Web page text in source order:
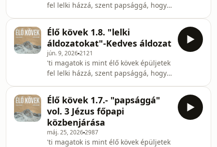
fel lelki házzá, szent papsággá, hogy
amelyek kedvesek Istennek Jézus
Krisztus által. ' 1Péter 2:5
Élő kövek 1.8. "lelki
áldozatokat"-Kedves áldozat
jún. 9, 20262121
'ti magatok is mint élő kövek épüljetek
fel lelki házzá, szent papsággá, hogy
amelyek kedvesek Istennek Jézus
Krisztus által. 1Péter 2:5
Élő kövek 1.7.- "papsággá"
vol. 3 Jézus főpapi
közbenjárása
máj. 25, 20262987
'ti magatok is mint élő kövek épüljetek